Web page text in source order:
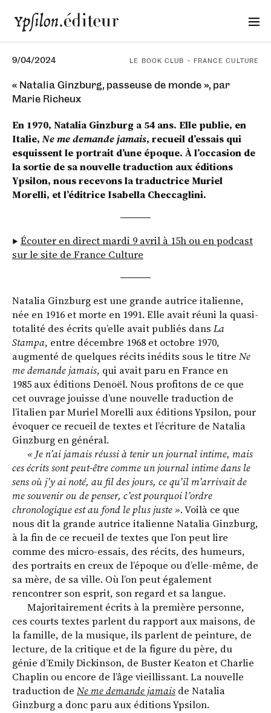
9/04/2024
« Natalia Ginzburg, passeuse de monde », par
Marie Richeux
LE BOOK CLUB – FRANCE CULTURE
En 1970, Natalia Ginzburg a 54 ans. Elle publie, en
Italie,Ne me demande jamais, recueil d’essais qui
esquissent le portrait d’une époque. À l’occasion de
la sortie de sa nouvelle traduction aux éditions
Ypsilon, nous recevons la traductrice Muriel
Morelli, et l’éditrice Isabella Checcaglini.
▶︎ Écouter en direct mardi 9 avril à 15h ou en podcast
sur le site de France Culture
Natalia Ginzburg est une grande autrice italienne,
née en 1916 et morte en 1991. Elle avait réuni la quasi-
totalité des écrits qu’elle avait publiés dans La
Stampa, entre décembre 1968 et octobre 1970,
augmenté de quelques récits inédits sous le titre Ne
me demande jamais, qui avait paru en France en
1985 aux éditions Denoël. Nous profitons de ce que
cet ouvrage jouisse d’une nouvelle traduction de
l’italien par Muriel Morelli aux éditions Ypsilon, pour
évoquer ce recueil de textes et l’écriture de Natalia
Ginzburg en général.
« Je n’ai jamais réussi à tenir un journal intime, mais
ces écrits sont peut-être comme un journal intime dans le
sens où j’y ai noté, au fil des jours, ce qu’il m’arrivait de
me souvenir ou de penser, c’est pourquoi l’ordre
chronologique est au fond le plus juste ». Voilà ce que
nous dit la grande autrice italienne Natalia Ginzburg,
à la fin de ce recueil de textes que l’on peut lire
comme des micro-essais, des récits, des humeurs,
des portraits en creux de l’époque ou d’elle-même, de
sa mère, de sa ville. Où l’on peut également
rencontrer son esprit, son regard et sa langue.
Majoritairement écrits à la première personne,
ces courts textes parlent du rapport aux maisons, de
la famille, de la musique, ils parlent de peinture, de
lecture, de la critique et de la figure du père, du
génie d’Emily Dickinson, de Buster Keaton et Charlie
Chaplin ou encore de l’âge vieillissant. La nouvelle
traduction de Ne me demande jamais de Natalia
Ginzburg a donc paru aux éditions Ypsilon.